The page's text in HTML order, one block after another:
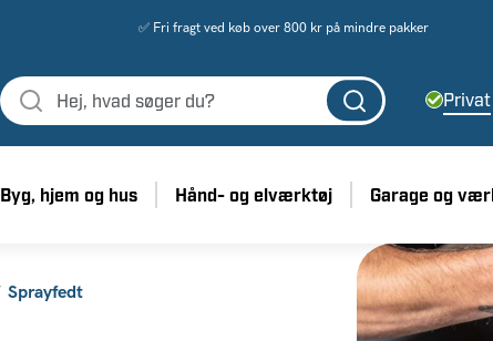
✅ Fri fragt ved køb over 800 kr på mindre pakker
Privat
Byg, hjem og hus Hånd- og elværktøj Garage og
Sprayfedt